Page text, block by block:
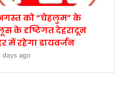
को “चेहलुम” के
के दृष्टिगत देहरादून
में रहेगा डायवर्जन
days ago